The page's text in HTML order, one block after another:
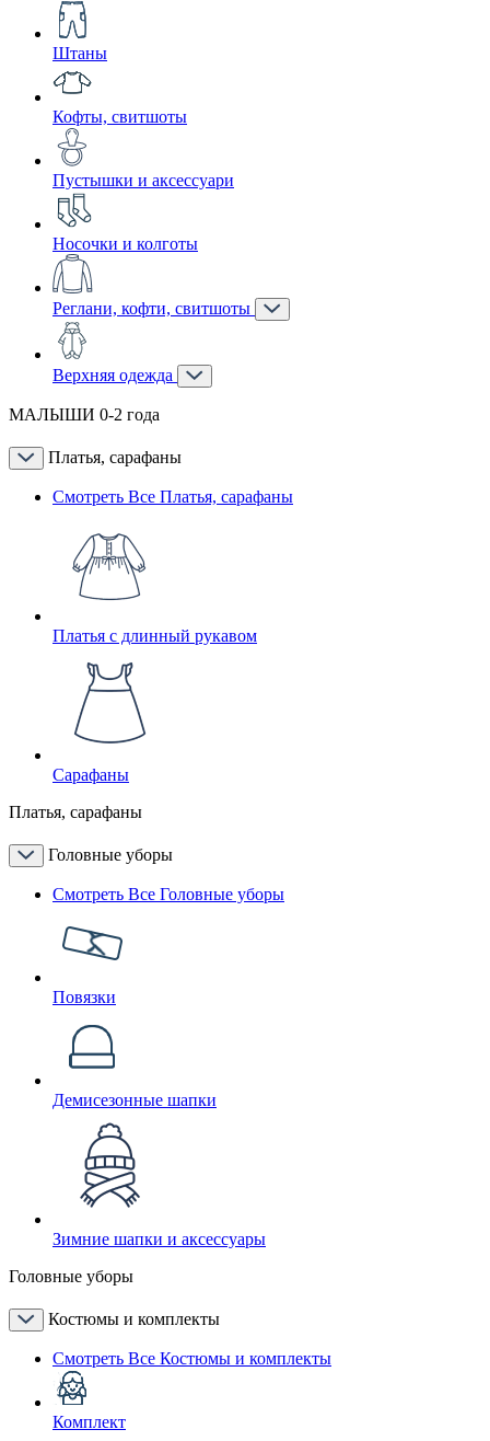
Штаны
Кофты, свитшоты
Пустышки и аксессуари
Носочки и колготы
Реглани, кофти, свитшоты
Верхняя одежда
МАЛЫШИ 0-2 года
Платья, сарафаны
Смотреть Все Платья, сарафаны
Платья с длинный рукавом
Сарафаны
Платья, сарафаны
Головные уборы
Смотреть Все Головные уборы
Повязки
Демисезонные шапки
Зимние шапки и аксессуары
Головные уборы
Костюмы и комплекты
Смотреть Все Костюмы и комплекты
Комплект